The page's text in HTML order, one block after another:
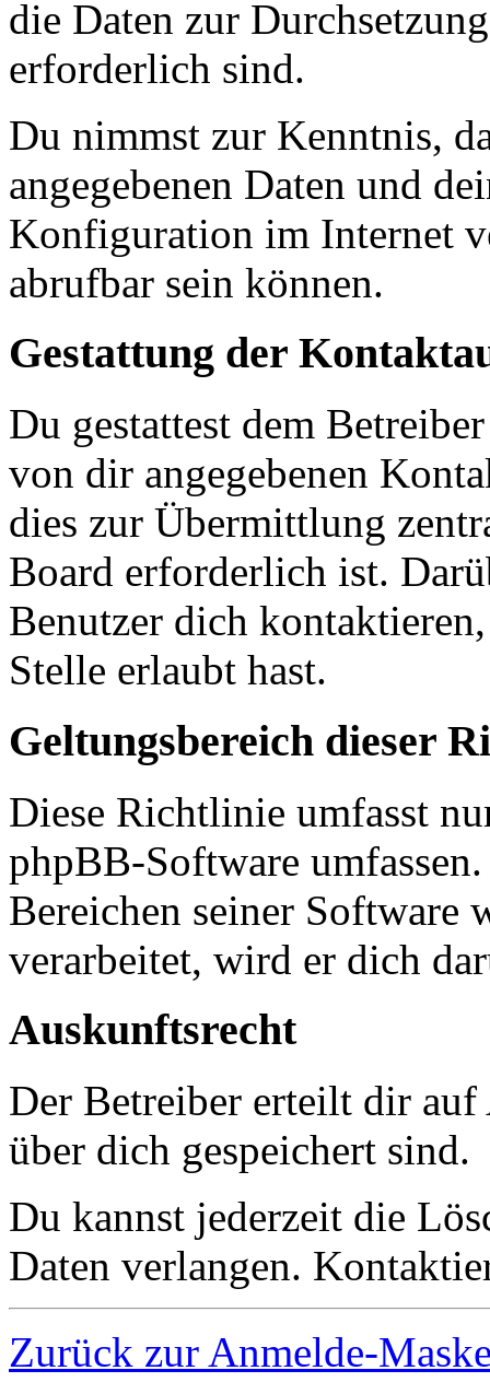
die Daten zur
erforderlich sind.
Du nimmst zur Kenntnis,
angegebenen Daten und
Konfiguration im Internet
abrufbar sein können.
Gestattung der
Du gestattest dem
von dir angegebenen
dies zur Übermittlung
Board erforderlich ist.
Benutzer dich
Stelle erlaubt hast.
Geltungsbereich dieser
Diese Richtlinie umfasst
phpBB-Software
Bereichen seiner Software
verarbeitet, wird er dich
Auskunftsrecht
Der Betreiber erteilt dir
über dich gespeichert sind.
Du kannst jederzeit die
Daten verlangen.
Zurück zur Anmelde-